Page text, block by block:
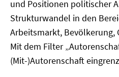
und Positionen politischer
Strukturwandel in den
Arbeitsmarkt, Bevölkerung,
Mit dem Filter
(Mit-)Autorenschaft